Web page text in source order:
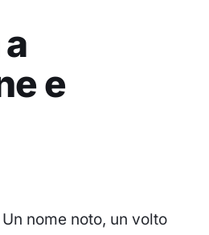
e
nome noto, un volto